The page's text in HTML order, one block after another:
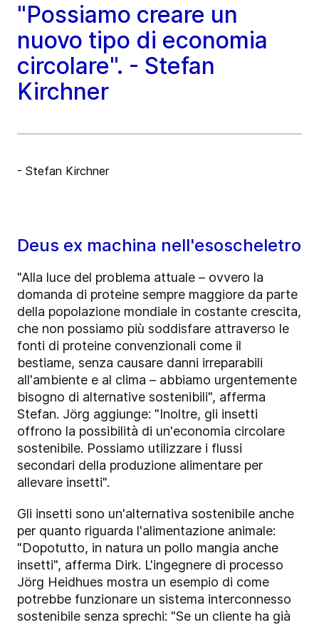
"Possiamo creare un
nuovo tipo di economia
circolare". - Stefan
Kirchner
- Stefan Kirchner
Deus ex machina nell'esoscheletro
"Alla luce del problema attuale – ovvero la
domanda di proteine sempre maggiore da parte
della popolazione mondiale in costante crescita,
che non possiamo più soddisfare attraverso le
fonti di proteine convenzionali come il
bestiame, senza causare danni irreparabili
all'ambiente e al clima – abbiamo urgentemente
bisogno di alternative sostenibili", afferma
Stefan. Jörg aggiunge: "Inoltre, gli insetti
offrono la possibilità di un'economia circolare
sostenibile. Possiamo utilizzare i flussi
secondari della produzione alimentare per
allevare insetti".
Gli insetti sono un'alternativa sostenibile anche
per quanto riguarda l'alimentazione animale:
"Dopotutto, in natura un pollo mangia anche
insetti", afferma Dirk. L'ingegnere di processo
Jörg Heidhues mostra un esempio di come
potrebbe funzionare un sistema interconnesso
sostenibile senza sprechi: "Se un cliente ha già